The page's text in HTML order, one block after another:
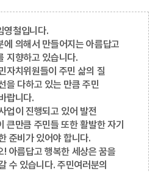
영철입니다.
에 의해서 만들어지는 아름답고
지향하고 있습니다.
자치위원들이 주민 삶의 질
을 다하고 있는 만큼 주민
랍니다.
업이 진행되고 있어 발전
큰만큼 주민들 또한 활발한 자기
준비가 있어야 합니다.
! 아름답고 행복한 세상은 꿈을
수 있습니다. 주민여러분의